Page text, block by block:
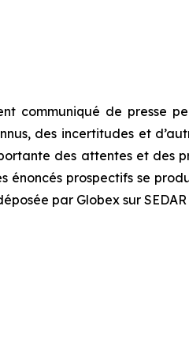
communiqué de presse
des incertitudes et
des attentes et des
énoncés prospectifs se
par Globex sur SEDAR